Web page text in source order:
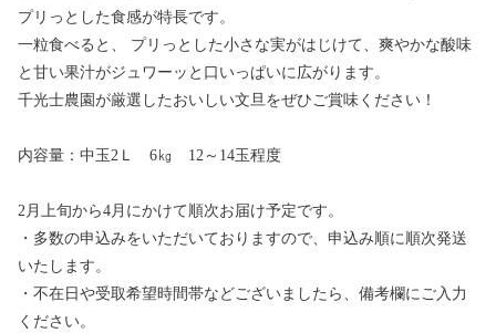
プリっとした食感が特長です。
一粒食べると、 プリっとした小さな実がはじけて、爽やかな酸味
と甘い果汁がジュワーッと口いっぱいに広がります。
千光士農園が厳選したおいしい文旦をぜひご賞味ください！
内容量：中玉2Ｌ 6㎏ 12～14玉程度
2月上旬から4月にかけて順次お届け予定です。
・多数の申込みをいただいておりますので、申込み順に順次発送
いたします。
・不在日や受取希望時間帯などございましたら、備考欄にご入力
ください。